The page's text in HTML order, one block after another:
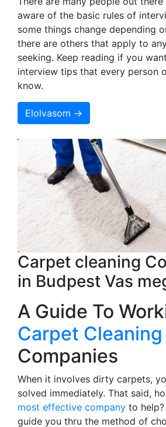
aware of the basic rules of
some things change depending
there are others that apply to
seeking. Keep reading if you
interview tips that every person
know.
Elolvasom →
Carpet cleaning
in Budpest Vas
A Guide To
Carpet Cleaning
Companies
When it involves dirty carpets,
solved immediately. That said,
most effective company to
guide you thru the method of